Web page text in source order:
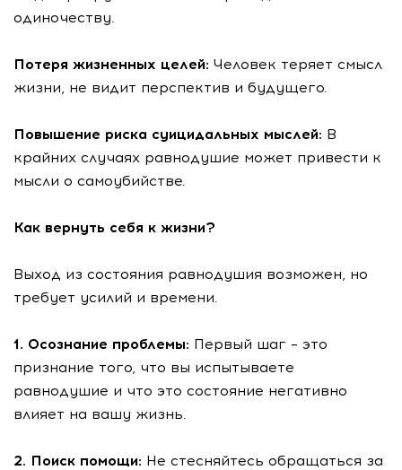
одиночеству.
Потеря жизненных целей: Человек теряет смысл
жизни, не видит перспектив и будущего.
Повышение риска суицидальных мыслей: В
крайних случаях равнодушие может привести к
мысли о самоубийстве.
Как вернуть себя к жизни?
Выход из состояния равнодушия возможен, но
требует усилий и времени.
1. Осознание проблемы: Первый шаг – это
признание того, что вы испытываете
равнодушие и что это состояние негативно
влияет на вашу жизнь.
2. Поиск помощи: Не стесняйтесь обращаться за